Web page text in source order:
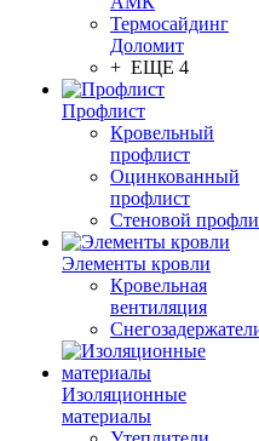
Термосайдинг
Доломит
+ ЕЩЕ 4
Профлист
Кровельный
профлист
Оцинкованный
профлист
Стеновой
Элементы кровли
Кровельная
вентиляция
Изоляционные
материалы